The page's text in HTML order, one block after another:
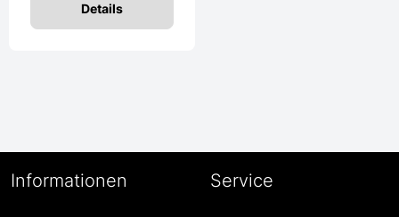
Details
Informationen Service